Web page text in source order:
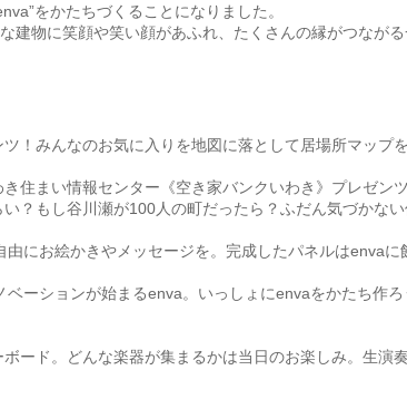
をかたちづくることになりました。
建物に笑顔や笑い顔があふれ、たくさんの縁がつながる
！みんなのお気に入りを地図に落として居場所マップを
き住まい情報センター《空き家バンクいわき》プレゼン
？もし谷川瀬が100人の町だったら？ふだん気づかない
由にお絵かきやメッセージを。完成したパネルはenvaに
ベーションが始まるenva。いっしょにenvaをかたち作
ボード。どんな楽器が集まるかは当日のお楽しみ。生演